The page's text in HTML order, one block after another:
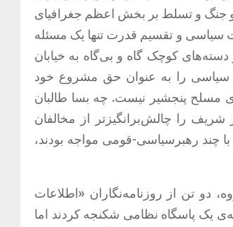
جنگ و تسلط بر بخش اعظم جغرافیای
سیاسی و تقسیم قدرت تنها یک مسئله
دسته‌های کوچک گاه و بی‌گاه به خیابان
سیاسی را به عنوان حق مشروع خود
مسلح پنجشیر نیست. چه بسا طالبان
را چالش‌برانگیزتر از مخالفان
چند رهبرسیاسی-قومی مواجه بودند،
دو تن از روزنامه‌نگاران «اطلاعات
یک پاسگاه نظامی شکنجه کردند اما